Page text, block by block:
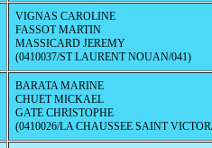
VIGNAS CAROLINE
FASSOT MARTIN
MASSICARD JEREMY
(0410037/ST LAURENT NOUAN/041)
BARATA MARINE
CHUET MICKAEL
GATE CHRISTOPHE
(0410026/LA CHAUSSEE SAINT